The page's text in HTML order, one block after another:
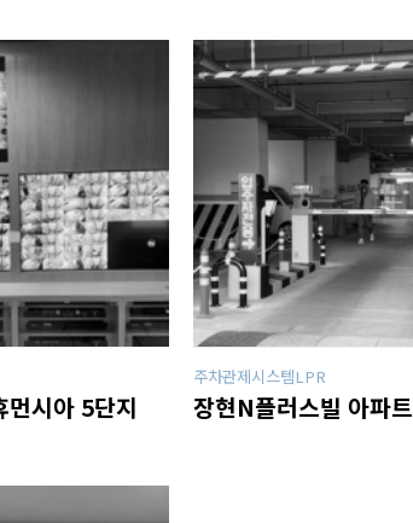
먼시아 5단지
주차관제시스템LPR
장현N플러스빌 아파트